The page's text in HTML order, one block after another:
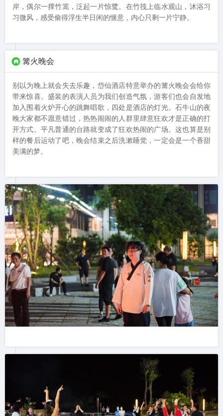
岸，偶尔一撑竹篙，泛起一片惊鹭。在竹筏上临水观山，沐浴习
习微风，感受偷得浮生半日闲的惬意，内心只剩一片宁静。
篝火晚会
别以为晚上就会失去乐趣，岱仙酒店特意举办的篝火晚会会给你
带来惊喜。盛装的表演人员为我们创造气氛，游客们也会自发地
加入围着火炉开心的跳舞唱歌，四处是酒店的灯光。石牛山的夜
晚大家都不愿意错过，热热闹闹的人群里肆意狂欢才是正确的打
开方式。平凡普通的台路就变成了狂欢热闹的广场。这也算是别
样的餐后运动了吧，晚会结束之后洗漱睡觉，一定会是一个香甜
美满的梦。